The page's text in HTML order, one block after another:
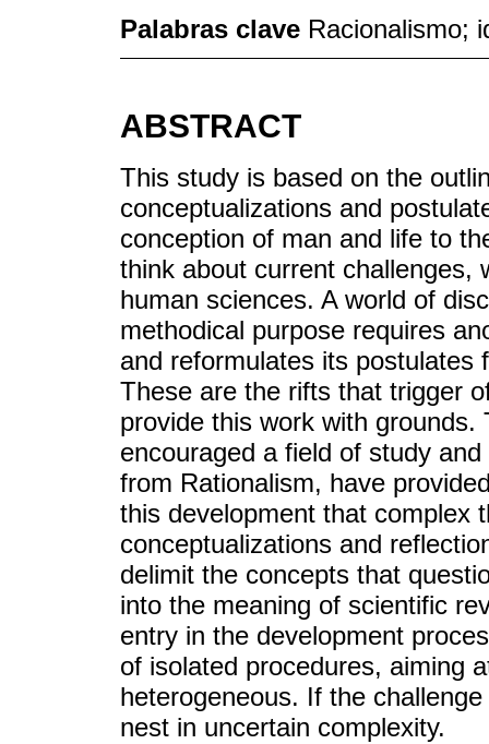
Palabras clave Racionalismo;
ABSTRACT
This study is based on the
conceptualizations and
conception of man and life to
think about current challenges,
human sciences. A world of
methodical purpose requires
and reformulates its
These are the rifts that trigger
provide this work with
encouraged a field of study
from Rationalism, have
this development that complex
conceptualizations and
delimit the concepts that
into the meaning of scientific
entry in the development
of isolated procedures, aiming
heterogeneous. If the
nest in uncertain complexity.